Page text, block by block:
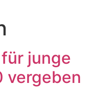
junge
vergeben